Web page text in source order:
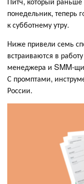
понедельник, теперь
к субботнему утру.
Ниже привели семь
встраиваются в
менеджера и SMM-
С промптами,
России.